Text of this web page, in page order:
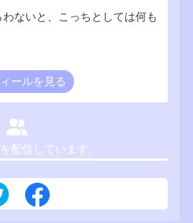
ないと、こっちとしては何も
ールを見る
配信しています。